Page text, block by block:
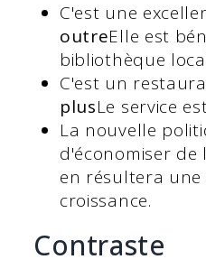
C'est une
outreElle est
bibliothèque
C'est un
plusLe service
La nouvelle
d'économiser de
en résultera
croissance.
Contraste